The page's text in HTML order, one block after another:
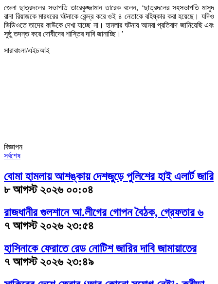
জেলা ছাত্রদলের সভাপতি তারেকুজ্জামান তারেক বলেন, ‘ছাত্রদলের সহসভাপতি মাসুদ
রানা রিয়াজকে মারধরের ঘটনাকে কেন্দ্র করে ওই ৪ নেতাকে বহিষ্কার করা হয়েছে। যদিও
ভিডিওতে তাদের কাউকে দেখা যাচ্ছে না। হামলার ঘটনায় আমরা প্রতিবাদ জানিয়েছি এবং
সুষ্ঠু তদন্ত করে দোষীদের শাস্তির দাবি জানাচ্ছি।’
সারাবাংলা/এইচআই
বিজ্ঞাপন
সর্বশেষ
বোমা হামলায় আশঙ্কায় দেশজুড়ে পুলিশের হাই এলার্ট জারি
৮ আগস্ট ২০২৬ ০০:০৪
রাজধানীর গুলশানে আ.লীগের গোপন বৈঠক, গ্রেফতার ৬
৭ আগস্ট ২০২৬ ২৩:৫৪
হাসিনাকে ফেরাতে রেড নোটিশ জারির দাবি জামায়াতের
৭ আগস্ট ২০২৬ ২৩:৪৯